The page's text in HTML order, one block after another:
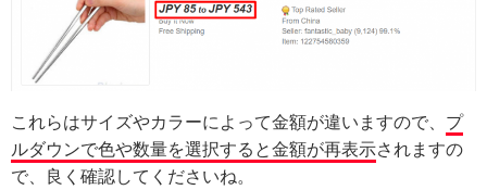
これらはサイズやカラーによって金額が違いますので、 プ
ルダウンで色や数量を選択すると金額が再表示されますの
で、良く確認してくださいね。